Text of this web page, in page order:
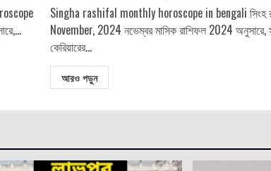
Singha rashifal monthly horoscope in bengali সিংহ
November, 2024 নভেম্বর মাসিক রাশিফল ​​2024 অনুসারে,
কেরিয়ারের...
আরও পড়ুন